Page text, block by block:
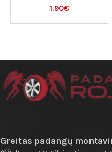
1.90€
Greitas padangų